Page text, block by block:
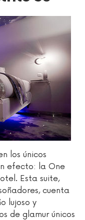
los únicos
efecto: la One
Esta suite,
cuenta
lujoso y
de glamur únicos